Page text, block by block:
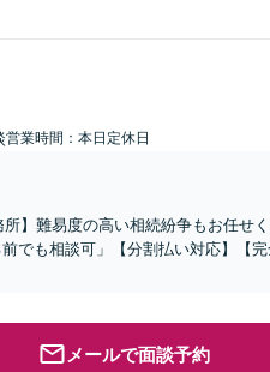
営業時間：本日定休日
】難易度の高い相続紛争もお任せ
でも相談可」【分割払い対応】【完
メールで面談予約